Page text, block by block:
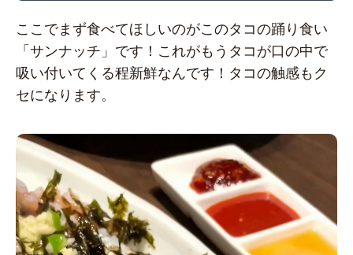
ここでまず食べてほしいのがこのタコの踊り食い
「サンナッチ」です！これがもうタコが口の中で
吸い付いてくる程新鮮なんです！タコの触感もク
セになります。